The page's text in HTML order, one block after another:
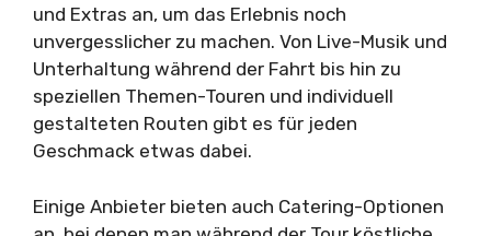
und Extras an, um das Erlebnis noch
unvergesslicher zu machen. Von Live-Musik und
Unterhaltung während der Fahrt bis hin zu
speziellen Themen-Touren und individuell
gestalteten Routen gibt es für jeden
Geschmack etwas dabei.
Einige Anbieter bieten auch Catering-Optionen